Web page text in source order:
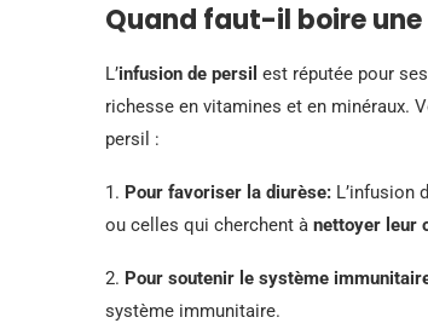
Quand faut-il boire une
L’infusion de persil est réputée pour
richesse en vitamines et en minéraux.
persil :
1. Pour favoriser la diurèse: L’infusion
ou celles qui cherchent à nettoyer leur
2. Pour soutenir le système
système immunitaire.